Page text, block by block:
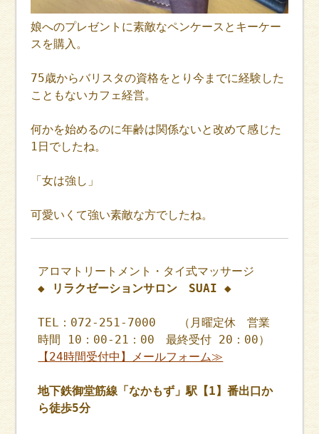
娘へのプレゼントに素敵なペンケースとキーケー
スを購入。
75歳からバリスタの資格をとり今までに経験した
こともないカフェ経営。
何かを始めるのに年齢は関係ないと改めて感じた
1日でしたね。
「女は強し」
可愛いくて強い素敵な方でしたね。
アロマトリートメント・タイ式マッサージ
◆ リラクゼーションサロン SUAI ◆
TEL：072-251-7000 （月曜定休 営業
時間 10：00-21：00 最終受付 20：00）
【24時間受付中】メールフォーム≫
地下鉄御堂筋線「なかもず」駅【1】番出口か
ら徒歩5分